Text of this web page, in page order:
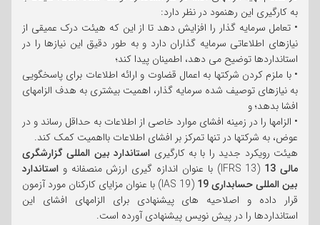
به کارگیری این رهنمود در نظر دارد:
• تعامل سرمایه گذار را افزایش دهد تا از این که هیئت درک عمیقی از
نیازهای اطلاعاتی سرمایه گذاران دارد و به طور دقیق این نیازها را در
استانداردها توضیح می دهد، اطمینان پیدا کند؛
• با ملزم کردن شرکتها به اعمال قضاوت و ارائه اطلاعات برای پاسخگویی
به نیازهای توصیف شده سرمایه گذار، اهمیت بیشتری به هدف الزامهای
افشا بدهد؛ و
• الزامها را در زمینه افشای موارد خاصی از اطلاعات به حداقل رساند و در
عوض، به شرکتها در تنها تمرکز بر افشای اطلاعات بااهمیت کمک کند.
هیئت رویکرد جدید را با به کارگیری استاندارد بین المللی گزارشگری
مالی 13
(IFRS 13) با عنوان اندازه گیری ارزش منصفانه و
استاندارد
بین المللی حسابداری 19
(IAS 19) با عنوان مزایای کارکنان مورد آزمون
قرار داده و اصلاحیه های پیشنهادی برای الزامهای افشای این
استانداردها را در پیش نویس پیشنهادی آورده است.